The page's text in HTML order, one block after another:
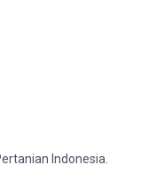
Indonesia.